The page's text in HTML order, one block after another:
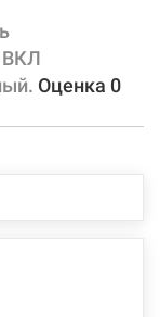
комплектация
За
ответственности
ВКЛ
Оценка 0